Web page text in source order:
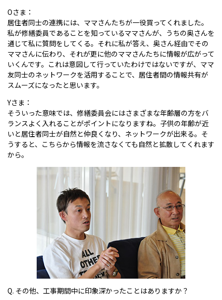
Oさま：
居住者同士の連携には、ママさんたちが一役買ってくれました。
私が修繕委員であることを知っているママさんが、うちの奥さんを
通じて私に質問をしてくる。それに私が答え、奥さん経由でその
ママさんに伝わり、それが更に他のママさんたちに情報が広がって
いくんです。これは意図して行っていたわけではないですが、ママ
友同士のネットワークを活用することで、居住者間の情報共有が
スムーズになったと思います。
Yさま：
そういった意味では、修繕委員会にはさまざまな年齢層の方をバ
ランスよく入れることがポイントになりますね。子供の年齢が近
いと居住者同士が自然と仲良くなり、ネットワークが出来る。そ
うすると、こちらから情報を流さなくても自然と拡散してくれます
から。
Q. その他、工事期間中に印象深かったことはありますか？